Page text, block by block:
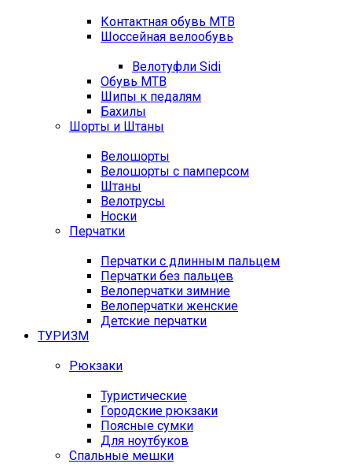
Контактная обувь MTB
Шоссейная велообувь
Велотуфли Sidi
Обувь MTB
Шипы к педалям
Бахилы
Шорты и Штаны
Велошорты
Велошорты с памперсом
Штаны
Велотрусы
Носки
Перчатки
Перчатки с длинным пальцем
Перчатки без пальцев
Велоперчатки зимние
Велоперчатки женские
Детские перчатки
ТУРИЗМ
Рюкзаки
Туристические
Городские рюкзаки
Поясные сумки
Для ноутбуков
Спальные мешки